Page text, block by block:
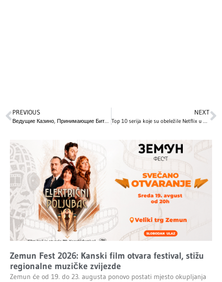
PREVIOUS
Ведущие Казино, Принимающие Биткойн: Руководство для Игороков
NEXT
Top 10 serija koje su obeležile Netflix u 2025: Intenzivne drame, mračne misterije i napeti trileri
Zemun Fest 2026: Kanski film otvara festival, stižu
regionalne muzičke zvijezde
Zemun će od 19. do 23. augusta ponovo postati mjesto okupljanja